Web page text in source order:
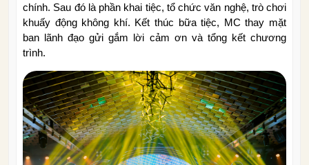
chính. Sau đó là phần khai tiệc, tổ chức văn nghệ, trò chơi
khuấy động không khí. Kết thúc bữa tiệc, MC thay mặt
ban lãnh đạo gửi gắm lời cảm ơn và tổng kết chương
trình.